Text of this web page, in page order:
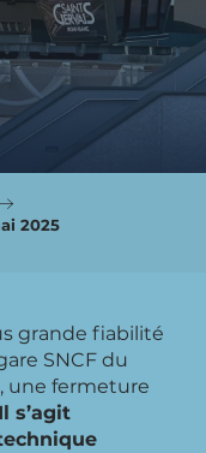
2025
grande fiabilité
SNCF du
une fermeture
Il s’agit